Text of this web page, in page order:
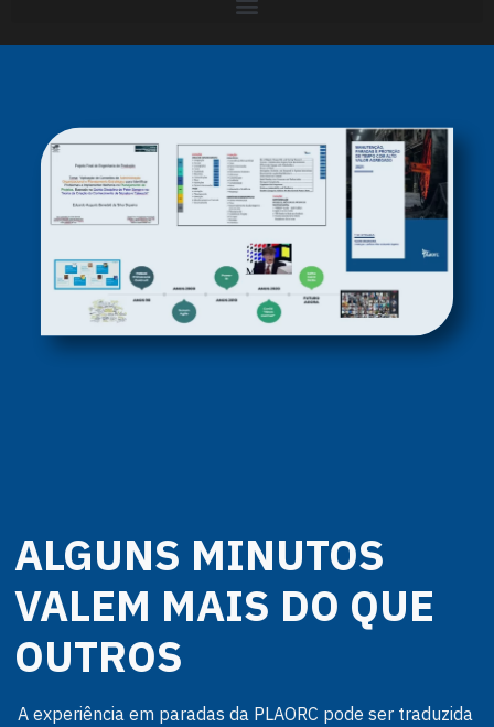
ALGUNS MINUTOS
VALEM MAIS DO QUE
OUTROS
A experiência em paradas da PLAORC pode ser traduzida